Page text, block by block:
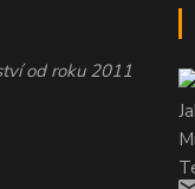
od roku 2011